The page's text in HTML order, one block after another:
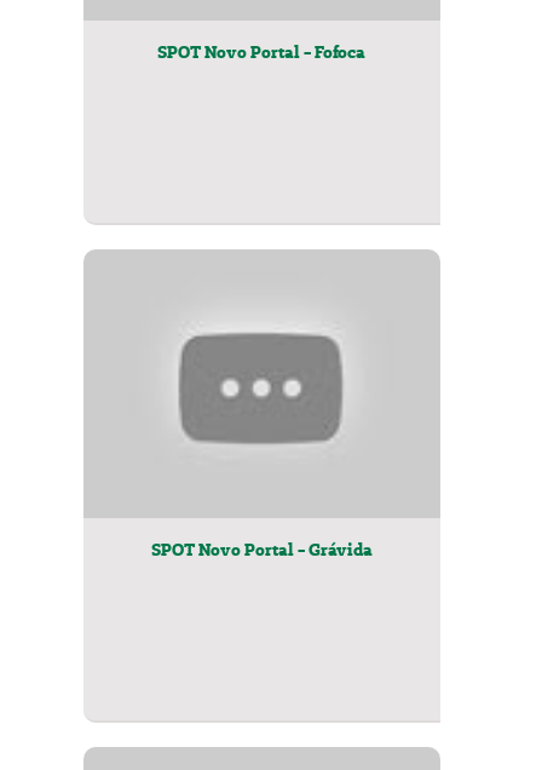
SPOT Novo Portal - Fofoca
SPOT Novo Portal - Grávida